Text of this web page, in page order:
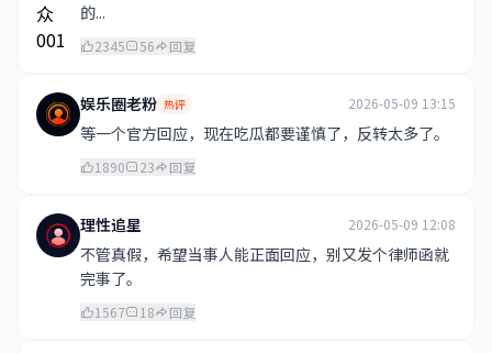
的...
2345 56 回复
娱乐圈老粉 热评 2026-05-09 13:15
等一个官方回应，现在吃瓜都要谨慎了，反转太多了。
1890 23 回复
理性追星 2026-05-09 12:08
不管真假，希望当事人能正面回应，别又发个律师函就
完事了。
1567 18 回复